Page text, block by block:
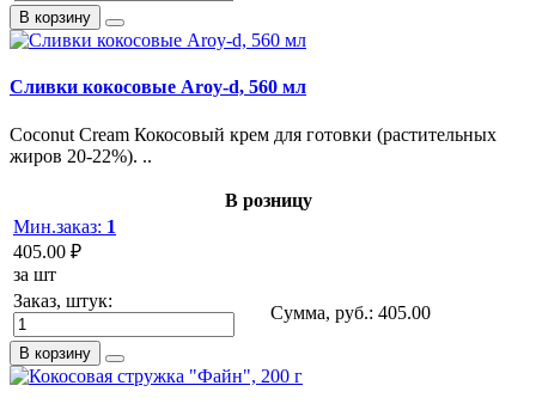
В корзину
Сливки кокосовые Aroy-d, 560 мл
Coconut Cream Кокосовый крем для готовки (растительных
жиров 20-22%). ..
В розницу
Мин.заказ: 1
405.00 ₽
за шт
Заказ, штук:
Сумма, руб.: 405.00
В корзину